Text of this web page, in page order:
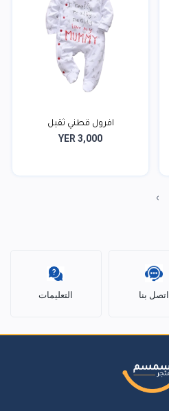
افرول قطني ثقيل
YER 3,000
›
اتصل بنا التعليمات